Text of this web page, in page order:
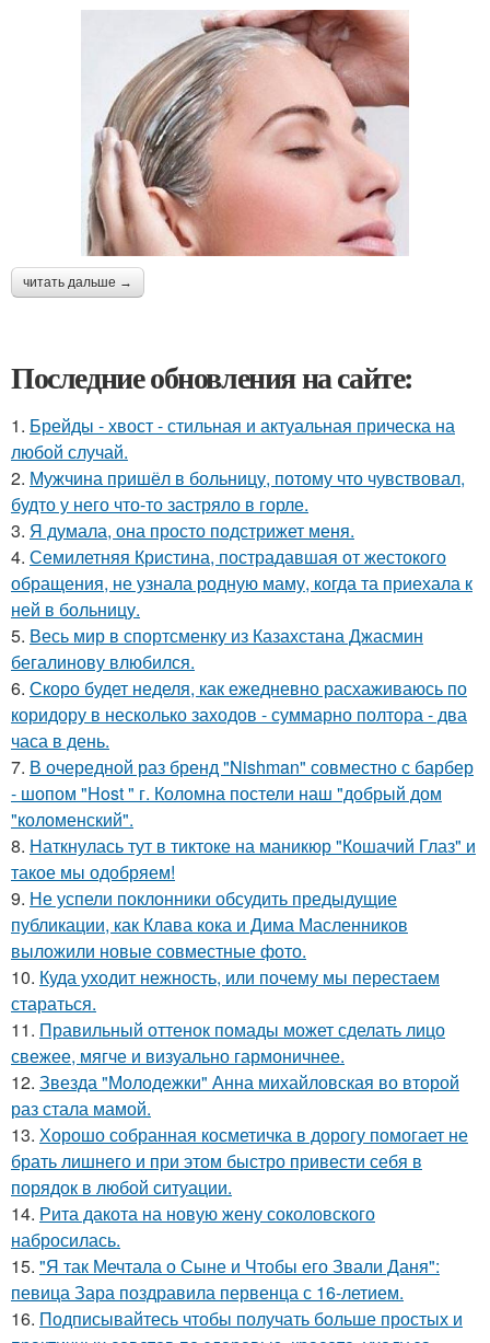
читать дальше →
Последние обновления на сайте:
1. Брейды - хвост - стильная и актуальная прическа на
любой случай.
2. Мужчина пришёл в больницу, потому что чувствовал,
будто у него что-то застряло в горле.
3. Я думала, она просто подстрижет меня.
4. Семилетняя Кристина, пострадавшая от жестокого
обращения, не узнала родную маму, когда та приехала к
ней в больницу.
5. Весь мир в спортсменку из Казахстана Джасмин
бегалинову влюбился.
6. Скоро будет неделя, как ежедневно расхаживаюсь по
коридору в несколько заходов - суммарно полтора - два
часа в день.
7. В очередной раз бренд "Nishman" совместно с барбер
- шопом "Host " г. Коломна постели наш "добрый дом
"коломенский".
8. Наткнулась тут в тиктоке на маникюр "Кошачий Глаз" и
такое мы одобряем!
9. Не успели поклонники обсудить предыдущие
публикации, как Клава кока и Дима Масленников
выложили новые совместные фото.
10. Куда уходит нежность, или почему мы перестаем
стараться.
11. Правильный оттенок помады может сделать лицо
свежее, мягче и визуально гармоничнее.
12. Звезда "Молодежки" Анна михайловская во второй
раз стала мамой.
13. Хорошо собранная косметичка в дорогу помогает не
брать лишнего и при этом быстро привести себя в
порядок в любой ситуации.
14. Рита дакота на новую жену соколовского
набросилась.
15. "Я так Мечтала о Сыне и Чтобы его Звали Даня":
певица Зара поздравила первенца с 16-летием.
16. Подписывайтесь чтобы получать больше простых и